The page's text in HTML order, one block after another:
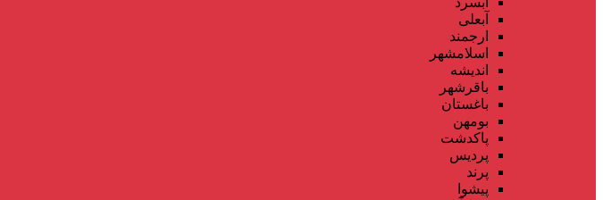
آبعلی
ارجمند
اسلامشهر
اندیشه
باقرشهر
باغستان
بومهن
پاکدشت
پردیس
پرند
پیشوا